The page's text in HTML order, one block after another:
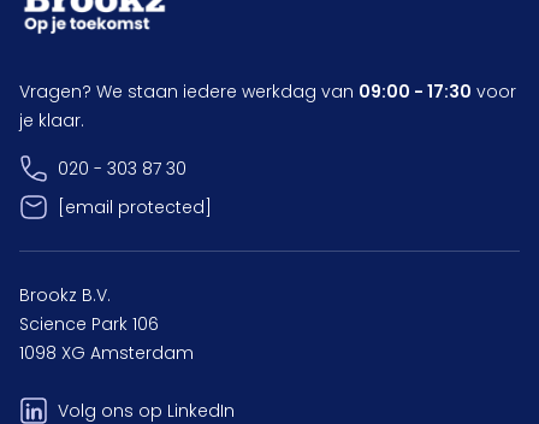
Vragen? We staan iedere werkdag van 09:00 - 17:30 voor
je klaar.
020 - 303 87 30
[email protected]
Brookz B.V.
Science Park 106
1098 XG Amsterdam
Volg ons op LinkedIn